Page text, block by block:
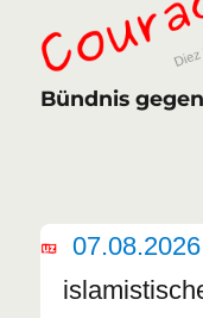
Bündnis
07.08.2026